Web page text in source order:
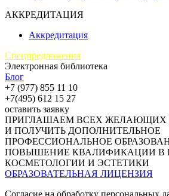
АККРЕДИТАЦИЯ
Аккредитация
Спецпредложения
Электронная библиотека
Блог
+7 (977) 855 11 10
+7(495) 612 15 27
оставить заявку
ПРИГЛАШАЕМ ВСЕХ ЖЕЛАЮЩИХ
И ПОЛУЧИТЬ ДОПОЛНИТЕЛЬНОЕ
ПРОФЕССИОНАЛЬНОЕ
ПОВЫШЕНИЕ КВАЛИФИКАЦИИ В
КОСМЕТОЛОГИИ И ЭСТЕТИКИ
ОБРАЗОВАТЕЛЬНАЯ ЛИЦЕНЗИЯ
Согласие на обработку персональных